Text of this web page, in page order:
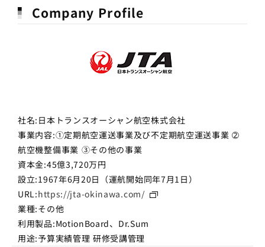
Company Profile
社名:日本トランスオーシャン航空株式会社
事業内容:①定期航空運送事業及び不定期航空運送事業 ➁
航空機整備事業 ③その他の事業
資本金:45億3,720万円
設立:1967年6月20日（運航開始同年7月1日）
URL:https://jta-okinawa.com/
業種:その他
利用製品:MotionBoard、Dr.Sum
用途:予算実績管理 研修受講管理